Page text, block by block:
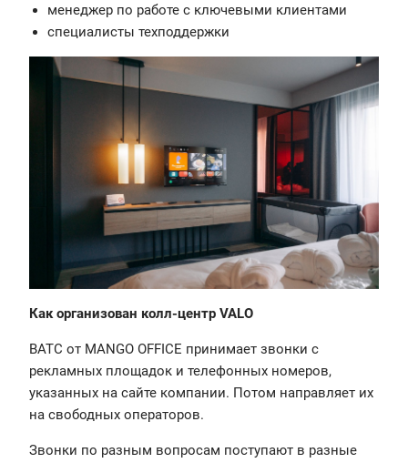
менеджер по работе с ключевыми клиентами
специалисты техподдержки
Как организован колл-центр VALO
ВАТС от MANGO OFFICE принимает звонки с
рекламных площадок и телефонных номеров,
указанных на сайте компании. Потом направляет их
на свободных операторов.
Звонки по разным вопросам поступают в разные